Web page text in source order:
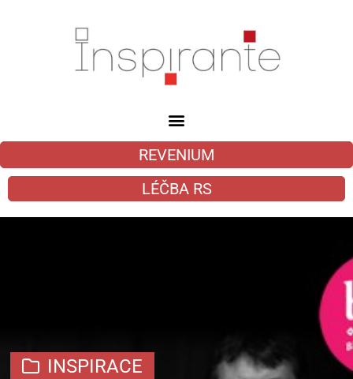
REVENIUM
LÉČBA RS
INSPIRACE